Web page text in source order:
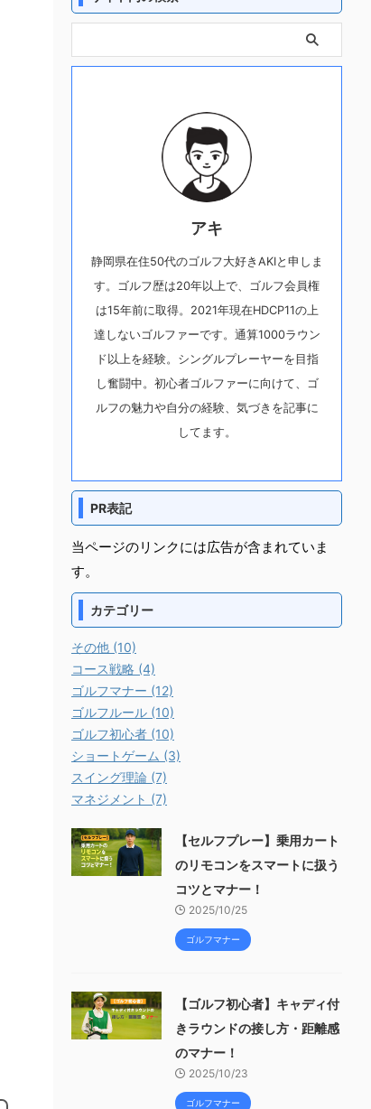
アキ
静岡県在住50代のゴルフ大好きAKIと申しま
す。ゴルフ歴は20年以上で、ゴルフ会員権
は15年前に取得。2021年現在HDCP11の上
達しないゴルファーです。通算1000ラウン
ド以上を経験。シングルプレーヤーを目指
し奮闘中。初心者ゴルファーに向けて、ゴ
ルフの魅力や自分の経験、気づきを記事に
してます。
PR表記
当ページのリンクには広告が含まれていま
す。
カテゴリー
その他 (10)
コース戦略 (4)
ゴルフマナー (12)
ゴルフルール (10)
ゴルフ初心者 (10)
ショートゲーム (3)
スイング理論 (7)
マネジメント (7)
【セルフプレー】乗用カート
のリモコンをスマートに扱う
コツとマナー！
2025/10/25
ゴルフマナー
【ゴルフ初心者】キャディ付
きラウンドの接し方・距離感
のマナー！
2025/10/23
ゴルフマナー